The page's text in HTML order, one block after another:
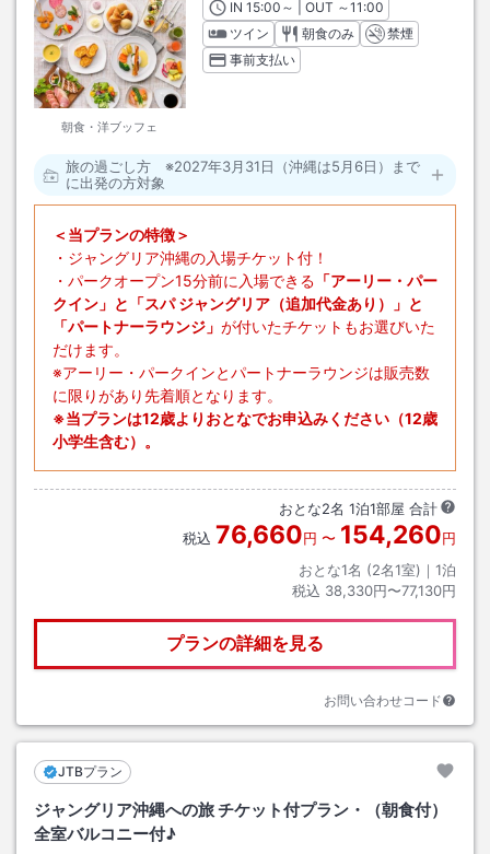
朝食・洋ブッフェ
INチェックイン
15:00 ～ | OUT チェックアウト
～11:00
ツイン
朝食のみ
禁煙
事前支払い
旅の過ごし方 ※2027年3月31日（沖縄は5月6日）まで
に出発の方対象
＜当プランの特徴＞
・ジャングリア沖縄の入場チケット付！
・パークオープン15分前に入場できる 「アーリー・パー
クイン」と「スパ ジャングリア（追加代金あり）」と
「パートナーラウンジ」 が付いたチケットもお選びいた
だけます。
※アーリー・パークインとパートナーラウンジは販売数
に限りがあり先着順となります。
※当プランは12歳よりおとなでお申込みください（12歳
小学生含む）。
おとな2名 1泊1部屋 合計
税込 76,660円 〜 154,260円
おとな1名 (2名1室)｜ 1泊
税込 38,330円〜77,130円
プランの詳細を見る
お問い合わせコード
JTBプラン
ジャングリア沖縄への旅 チケット付プラン・（朝食付）
全室バルコニー付♪